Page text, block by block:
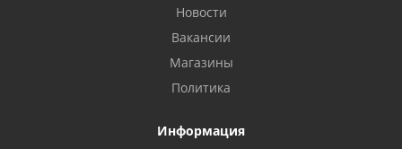
Новости
Вакансии
Магазины
Политика
Информация